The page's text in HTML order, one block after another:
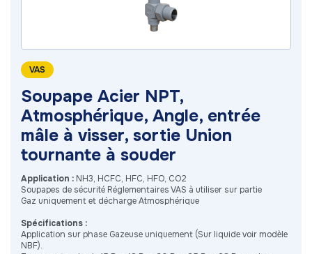
VAS
Soupape Acier NPT,
Atmosphérique, Angle, entrée
mâle à visser, sortie Union
tournante à souder
Application : NH3, HCFC, HFC, HFO, CO2
Soupapes de sécurité Réglementaires VAS à utiliser sur partie
Gaz uniquement et décharge Atmosphérique
Spécifications :
Application sur phase Gazeuse uniquement (Sur liquide voir modèle
NBF).